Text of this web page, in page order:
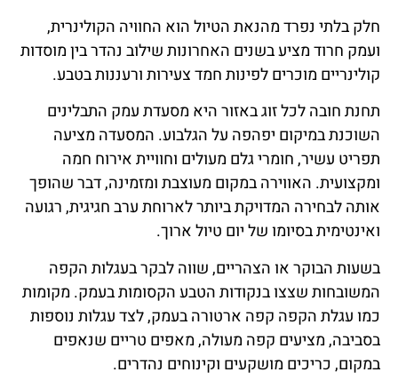
חלק בלתי נפרד מהנאת הטיול הוא החוויה הקולינרית,
ועמק חרוד מציע בשנים האחרונות שילוב נהדר בין מוסדות
קולינריים מוכרים לפינות חמד צעירות ורעננות בטבע.
תחנת חובה לכל זוג באזור היא מסעדת עמק התבלינים
השוכנת במיקום יפהפה על הגלבוע. המסעדה מציעה
תפריט עשיר, חומרי גלם מעולים וחוויית אירוח חמה
ומקצועית. האווירה במקום מעוצבת ומזמינה, דבר שהופך
אותה לבחירה המדויקת ביותר לארוחת ערב חגיגית, רגועה
ואינטימית בסיומו של יום טיול ארוך.
בשעות הבוקר או הצהריים, שווה לבקר בעגלות הקפה
המשובחות שצצו בנקודות הטבע הקסומות בעמק. מקומות
כמו עגלת הקפה קפה ארטורה בעמק, לצד עגלות נוספות
בסביבה, מציעים קפה מעולה, מאפים טריים שנאפים
במקום, כריכים מושקעים וקינוחים נהדרים.